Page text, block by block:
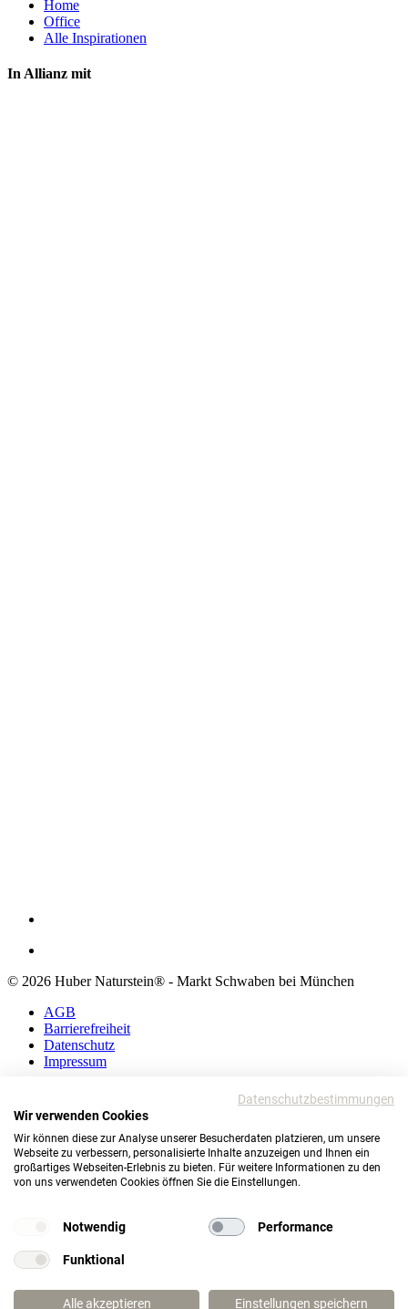
Home
Office
Alle Inspirationen
In Allianz mit
© 2026 Huber Naturstein® - Markt Schwaben bei München
AGB
Barrierefreiheit
Datenschutz
Impressum
Barrierefreiheit
Datenschutz
Impressum
© 2026 Huber Naturstein®
Markt Schwaben bei München
Datenschutzbestimmungen
Wir verwenden Cookies
Wir können diese zur Analyse unserer Besucherdaten platzieren, um unsere
Webseite zu verbessern, personalisierte Inhalte anzuzeigen und Ihnen ein
großartiges Webseiten-Erlebnis zu bieten. Für weitere Informationen zu den
von uns verwendeten Cookies öffnen Sie die Einstellungen.
Notwendig Performance
Funktional
Alle akzeptieren Einstellungen speichern